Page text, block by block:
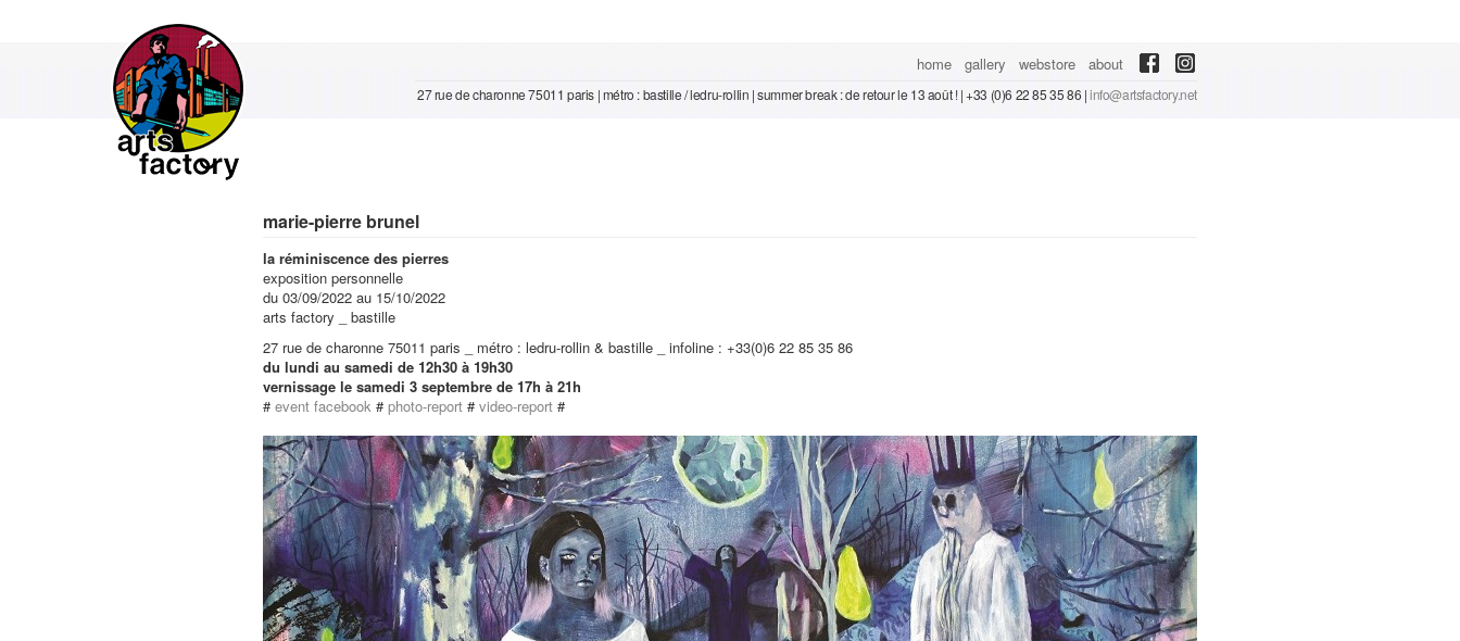
home gallery webstore about
27 rue de charonne 75011 paris | métro : bastille / ledru-rollin | summer break : de retour le 13 août ! | +33 (0)6 22 85 35 86 |
marie-pierre brunel
la réminiscence des pierres
exposition personnelle
du 03/09/2022 au 15/10/2022
arts factory _ bastille
27 rue de charonne 75011 paris _ métro : ledru-rollin & bastille _ infoline : +33(0)6 22 85 35 86
du lundi au samedi de 12h30 à 19h30
vernissage le samedi 3 septembre de 17h à 21h
# event facebook # photo-report # video-report #